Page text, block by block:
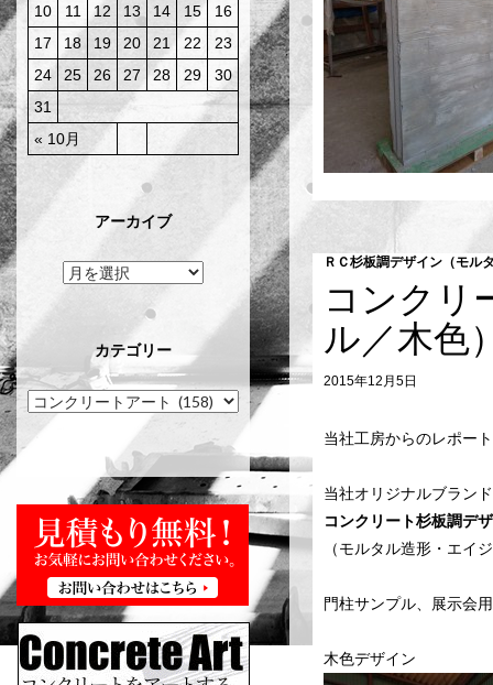
« 10月
10
11 12 13 14 15
16
17
18 19 20 21 22
23
24
25 26 27 28 29
30
31
アーカイブ
カテゴリー
ＲＣ杉板調デザイン（モル
コンクリ
ル／木色
2015年12月5日
当社工房からのレポー
当社オリジナルブラ
コンクリート杉板調デ
（モルタル造形・エイ
門柱サンプル、展示会
木色デザイン